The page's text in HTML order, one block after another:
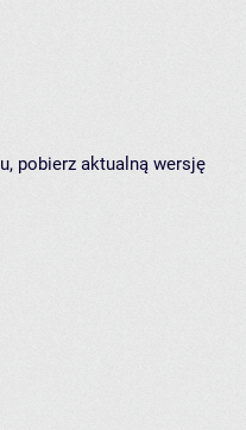
pobierz aktualną wersję